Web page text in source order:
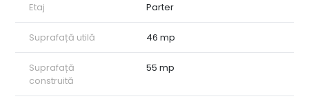
Etaj Parter
Suprafață utilă 46 mp
Suprafață
construită
55 mp